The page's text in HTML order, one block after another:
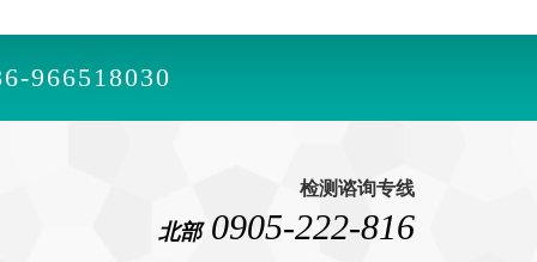
966518030
检测谘询专线
北部 0905-222-816